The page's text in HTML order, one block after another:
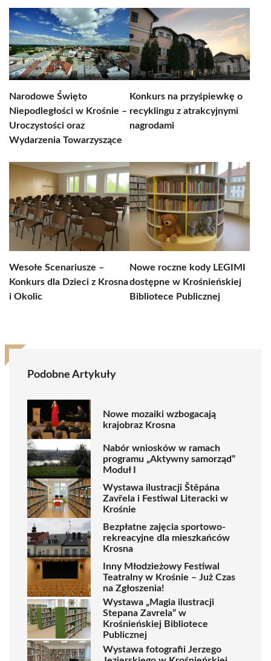
Narodowe Święto
Niepodległości w Krośnie –
Uroczystości oraz
Wydarzenia Towarzyszące
Konkurs na przyśpiewkę o
recyklingu z atrakcyjnymi
nagrodami
Wesołe Scenariusze –
Konkurs dla Dzieci z Krosna
i Okolic
Nowe roczne kody LEGIMI
dostępne w Krośnieńskiej
Bibliotece Publicznej
Podobne Artykuły
Nowe mozaiki wzbogacają
krajobraz Krosna
Nabór wniosków w ramach
programu „Aktywny samorząd”
Moduł I
Wystawa ilustracji Štěpána
Zavřela i Festiwal Literacki w
Krośnie
Bezpłatne zajęcia sportowo-
rekreacyjne dla mieszkańców
Krosna
Inny Młodzieżowy Festiwal
Teatralny w Krośnie – Już Czas
na Zgłoszenia!
Wystawa „Magia ilustracji
Stepana Zavrela” w
Krośnieńskiej Bibliotece
Publicznej
Wystawa fotografii Jerzego